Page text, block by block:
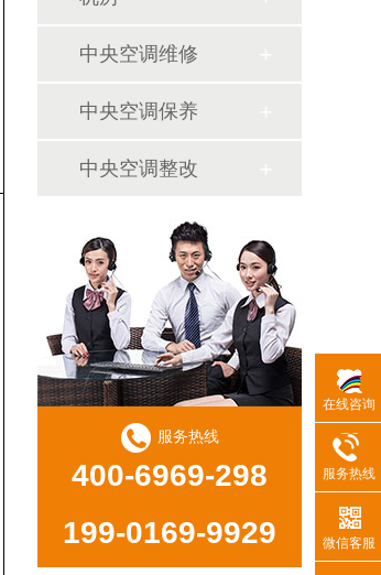
中央空调维修
中央空调保养
中央空调整改
服务热线
400-6969-298
199-0169-9929
在线咨询
服务热线
微信客服